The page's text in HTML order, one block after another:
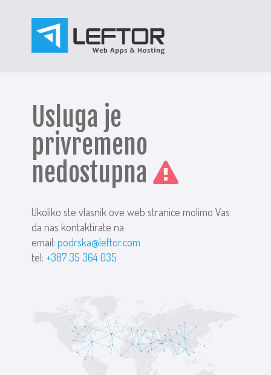
Usluga je
privremeno
nedostupna
Ukoliko ste vlasnik ove web stranice molimo Vas
da nas kontaktirate na
email:podrska@leftor.com
tel: +387 35 364 035